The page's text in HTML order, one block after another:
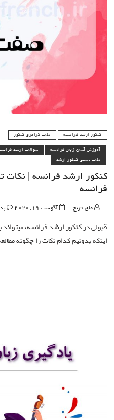
کنکور ارشد فرانسه نکات گرامری کنکور
آموزش آسان زبان فرانسه سوالات ارشد
نکات تستی کنکور ارشد
کنکور ارشد فرانسه | نکات
فرانسه
مای فرنچ آگوست 19, 2020
قبولی در کنکور ارشد فرانسه،
اینکه بدونیم کدام نکات را چگونه